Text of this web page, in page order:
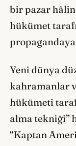
bir pazar
hükümet
Yeni dünya
kahramanlar
hükümeti
alma tekniği”
“Kaptan